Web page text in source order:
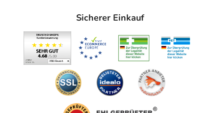
Sicherer Einkauf